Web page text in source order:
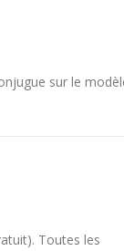
sur le
Toutes les